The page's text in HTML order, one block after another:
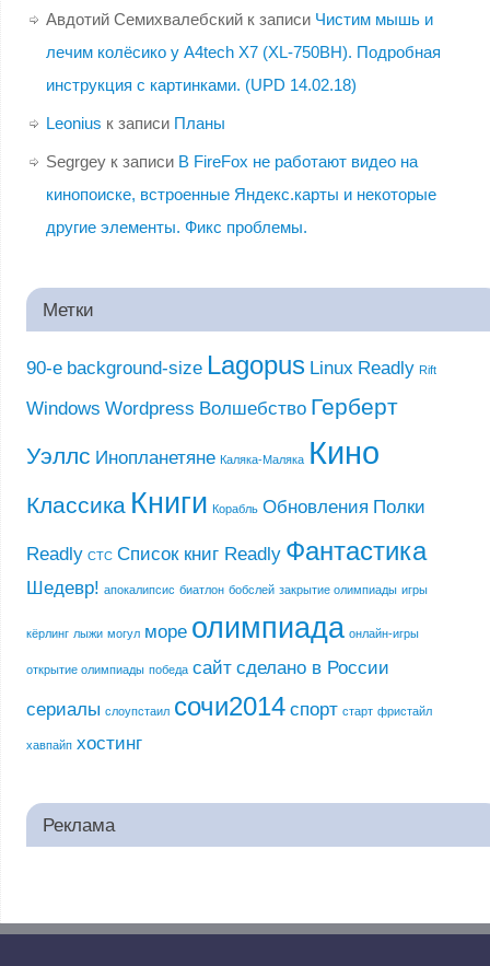
Авдотий Семихвалебскийк записи Чистим мышь и
лечим колёсико у A4tech X7 (XL-750BH). Подробная
инструкция с картинками. (UPD 14.02.18)
Leonius к записи Планы
Segrgeyк записи В FireFox не работают видео на
кинопоиске, встроенные Яндекс.карты и некоторые
другие элементы. Фикс проблемы.
Метки
90-е background-size Lagopus Linux Readly Rift
Windows Wordpress Волшебство Герберт
Уэллс Инопланетяне Каляка-Маляка Кино
Классика Книги Корабль Обновления Полки
Readly СТС Список книг Readly Фантастика
Шедевр! апокалипсис биатлон бобслей закрытие олимпиады игры
кёрлинг лыжи могул море олимпиада онлайн-игры
открытие олимпиады победа сайт сделано в России
сериалы слоупстаил сочи2014 спорт старт фристайл
хавпайп хостинг
Реклама